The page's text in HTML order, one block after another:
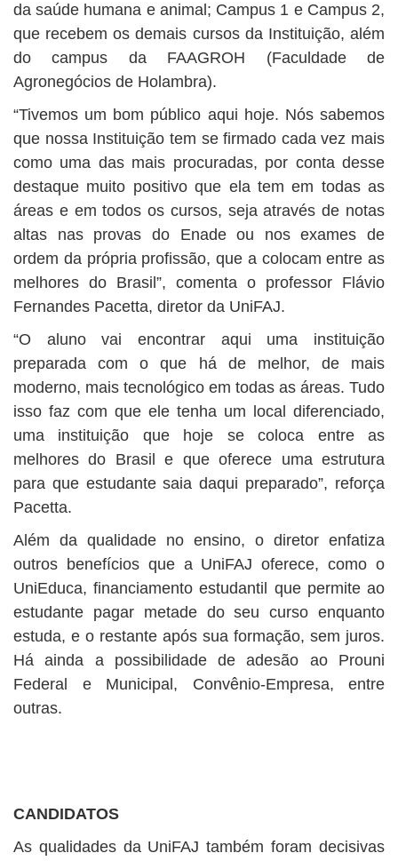
da saúde humana e animal; Campus 1 e Campus 2,
que recebem os demais cursos da Instituição, além
do campus da FAAGROH (Faculdade de
Agronegócios de Holambra).
“Tivemos um bom público aqui hoje. Nós sabemos
que nossa Instituição tem se firmado cada vez mais
como uma das mais procuradas, por conta desse
destaque muito positivo que ela tem em todas as
áreas e em todos os cursos, seja através de notas
altas nas provas do Enade ou nos exames de
ordem da própria profissão, que a colocam entre as
melhores do Brasil”, comenta o professor Flávio
Fernandes Pacetta, diretor da UniFAJ.
“O aluno vai encontrar aqui uma instituição
preparada com o que há de melhor, de mais
moderno, mais tecnológico em todas as áreas. Tudo
isso faz com que ele tenha um local diferenciado,
uma instituição que hoje se coloca entre as
melhores do Brasil e que oferece uma estrutura
para que estudante saia daqui preparado”, reforça
Pacetta.
Além da qualidade no ensino, o diretor enfatiza
outros benefícios que a UniFAJ oferece, como o
UniEduca, financiamento estudantil que permite ao
estudante pagar metade do seu curso enquanto
estuda, e o restante após sua formação, sem juros.
Há ainda a possibilidade de adesão ao Prouni
Federal e Municipal, Convênio-Empresa, entre
outras.
CANDIDATOS
As qualidades da UniFAJ também foram decisivas